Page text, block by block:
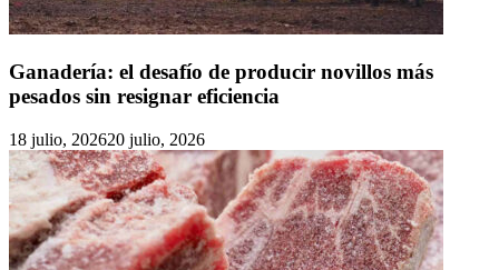
Ganadería: el desafío de producir novillos más
pesados sin resignar eficiencia
18 julio, 202620 julio, 2026